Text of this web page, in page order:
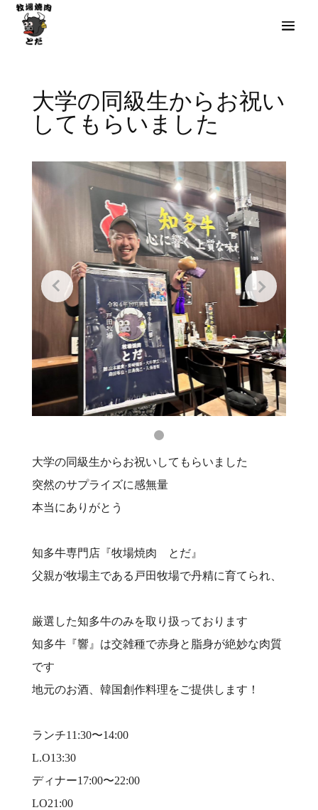
大学の同級生からお祝い
してもらいました
大学の同級生からお祝いしてもらいました
突然のサプライズに感無量
本当にありがとう
知多牛専門店『牧場焼肉 とだ』⠀
父親が牧場主である戸田牧場で丹精に育てられ、
厳選した知多牛のみを取り扱っております⠀
知多牛『響』は交雑種で赤身と脂身が絶妙な肉質
です⠀
地元のお酒、韓国創作料理をご提供します！⠀
ランチ11:30〜14:00⠀
L.O13:30⠀
ディナー17:00〜22:00⠀
LO21:00⠀